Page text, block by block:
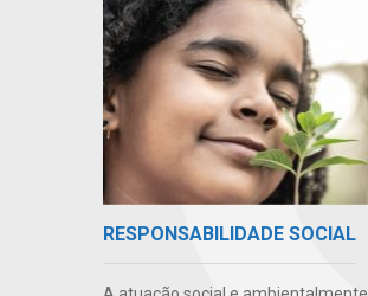
RESPONSABILIDADE SOCIAL